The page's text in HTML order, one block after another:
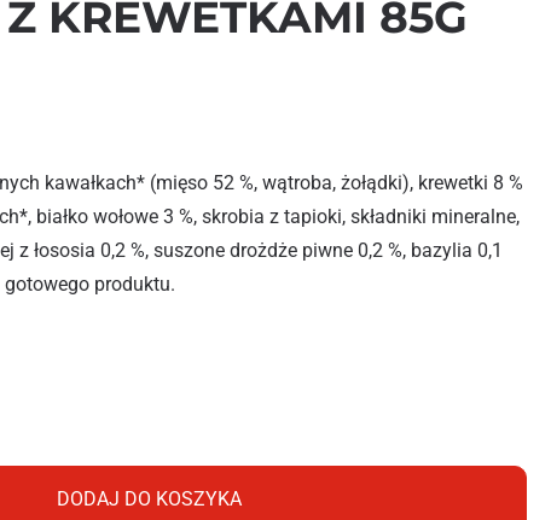
KREWETKAMI 85G
kawałkach* (mięso 52 %, wątroba, żołądki), krewetki 8 %
białko wołowe 3 %, skrobia z tapioki, składniki mineralne,
z łososia 0,2 %, suszone drożdże piwne 0,2 %, bazylia 0,1
gotowego produktu.
DODAJ DO KOSZYKA